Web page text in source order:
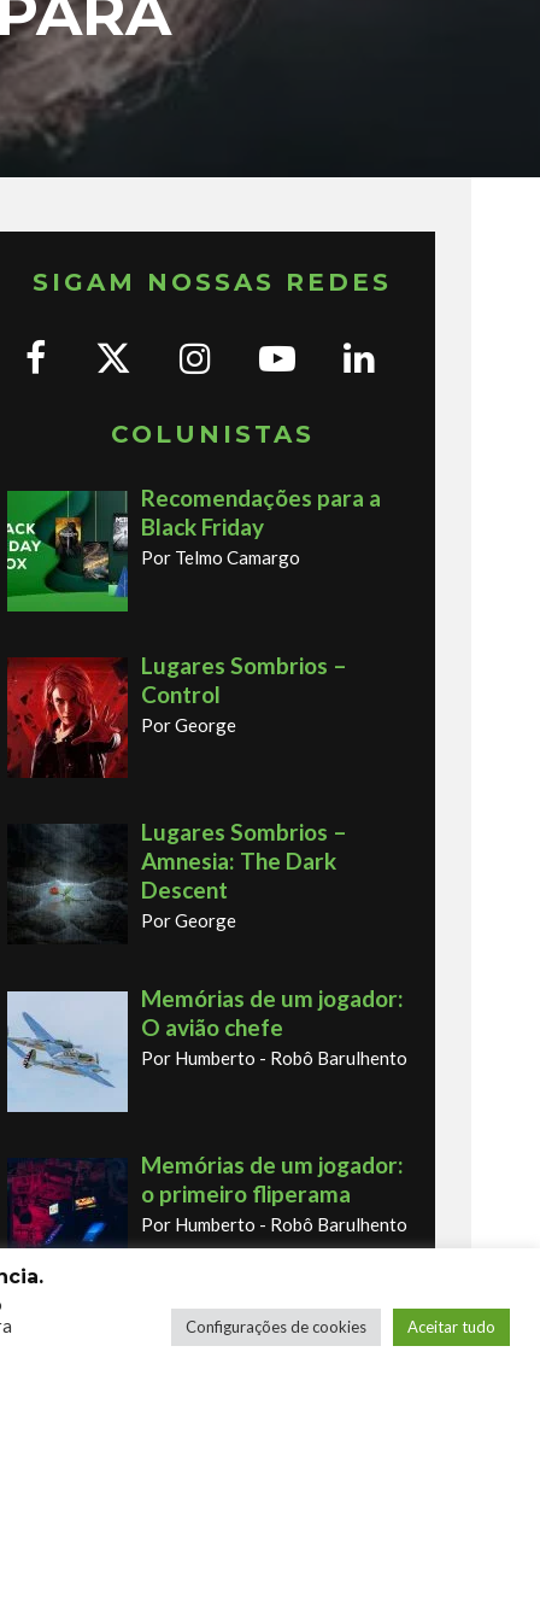
SIGAM NOSSAS REDES
COLUNISTAS
Recomendações para a
Black Friday
Por Telmo Camargo
Lugares Sombrios –
Control
Por George
Lugares Sombrios –
Amnesia: The Dark
Descent
Por George
Memórias de um jogador:
O avião chefe
Por Humberto - Robô Barulhento
Memórias de um jogador:
o primeiro fliperama
Por Humberto - Robô Barulhento
Os novos Retrôs – Xbox
Configurações de cookies Aceitar tudo